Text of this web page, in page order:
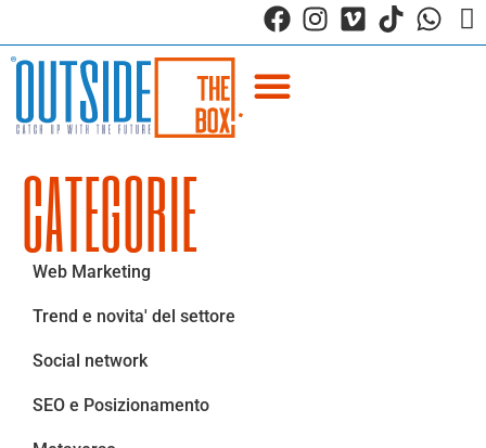
CATEGORIE
Web Marketing
Trend e novita' del settore
Social network
SEO e Posizionamento